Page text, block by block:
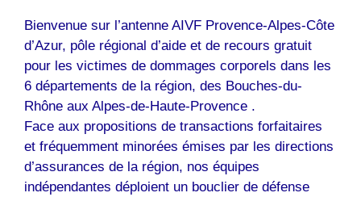
Bienvenue sur l’antenne AIVF Provence-Alpes-Côte
d’Azur, pôle régional d’aide et de recours gratuit
pour les victimes de dommages corporels dans les
6 départements de la région, des Bouches-du-
Rhône aux Alpes-de-Haute-Provence .
Face aux propositions de transactions forfaitaires
et fréquemment minorées émises par les directions
d’assurances de la région, nos équipes
indépendantes déploient un bouclier de défense